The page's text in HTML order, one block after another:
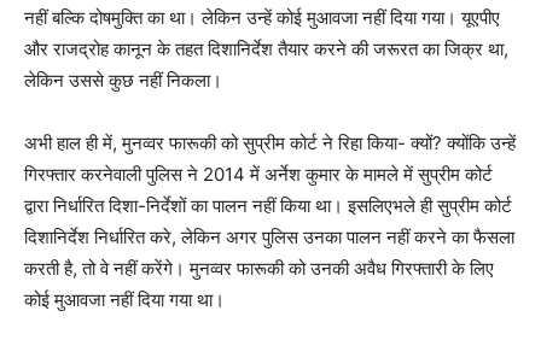
नहीं बल्कि दोषमु‌क्ति का था। लेकिन उन्हें कोई मुआवजा नहीं दिया गया। यूएपीए
और राजद्रोह कानून के तहत दिशानिर्देश तैयार करने की जरूरत का जिक्र था,
लेकिन उससे कुछ नहीं निकला।
अभी हाल ही में,मुनव्वर फारूकी को सुप्रीम कोर्ट ने रिहा किया- क्यों?क्योंकि उन्हें
गिरफ्तार करनेवाली पुलिस ने 2014 में अर्नेश कुमार के मामले में सुप्रीम कोर्ट
द्वारा निर्धारित दिशा-निर्देशों का पालन नहीं किया था। इसलिएभले ही सुप्रीम कोर्ट
दिशानिर्देश निर्धारित करे,लेकिन अगर पुलिस उनका पालन नहीं करने का फैसला
करती है,तो वे नहीं करेंगे। मुनव्वर फारूकी को उनकी अवैध गिरफ्तारी के लिए
कोई मुआवजा नहीं दिया गया था।